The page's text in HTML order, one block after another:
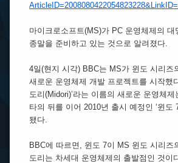
마이크로소프트(MS)가 PC 운영체제의 대
종말을 준비하고 있는 것으로 알려졌다.
4일(현지 시각) BBC는 MS가 윈도 시리즈
새로운 운영체제 개발 프로젝트를 시작했
도리(Midori)’라는 이름의 새로운 운영체
타의 뒤를 이어 2010년 출시 예정인 ‘윈도
됐다.
BBC에 따르면, 윈도 7이 MS 윈도 시리즈
도리는 차세대 운영체제의 출발점인 것이